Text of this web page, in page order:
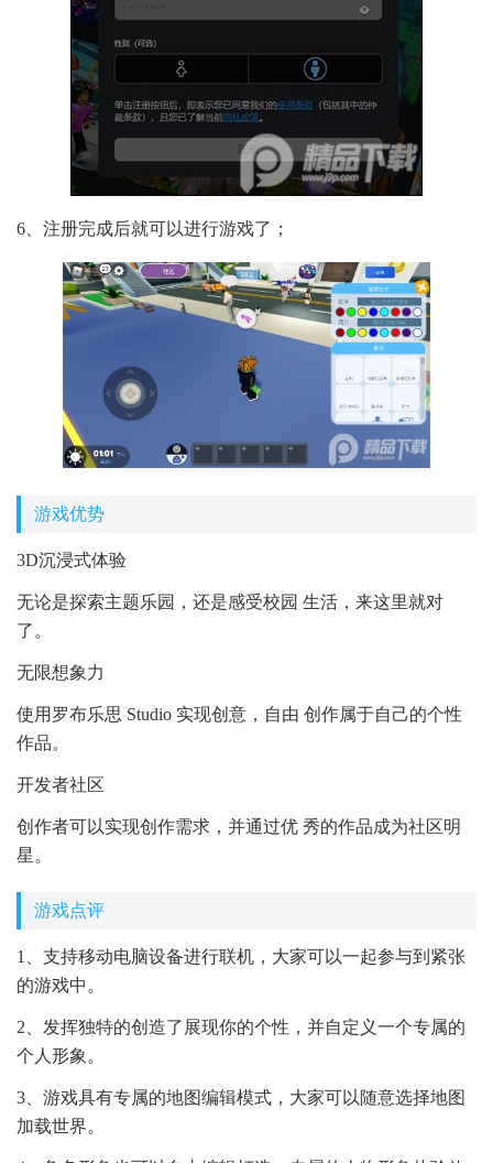
6、注册完成后就可以进行游戏了；
游戏优势
3D沉浸式体验
无论是探索主题乐园，还是感受校园 生活，来这里就对
了。
无限想象力
使用罗布乐思 Studio 实现创意，自由 创作属于自己的个性
作品。
开发者社区
创作者可以实现创作需求，并通过优 秀的作品成为社区明
星。
游戏点评
1、支持移动电脑设备进行联机，大家可以一起参与到紧张
的游戏中。
2、发挥独特的创造了展现你的个性，并自定义一个专属的
个人形象。
3、游戏具有专属的地图编辑模式，大家可以随意选择地图
加载世界。